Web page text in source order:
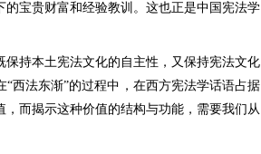
宝贵财富和经验教训。这也正是中国宪法学
持本土宪法文化的自主性，又保持宪法文化
西法东渐”的过程中，在西方宪法学话语占据
而揭示这种价值的结构与功能，需要我们从